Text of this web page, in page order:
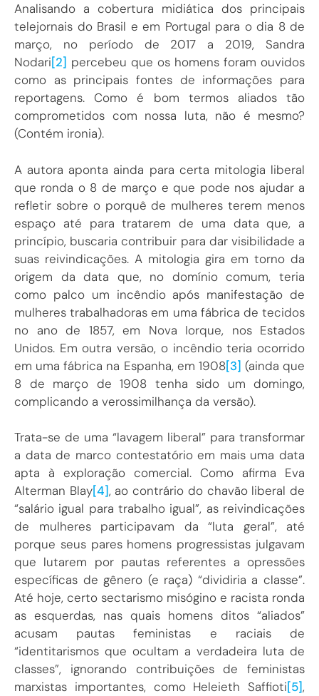
Analisando a cobertura midiática dos principais
telejornais do Brasil e em Portugal para o dia 8 de
março, no período de 2017 a 2019, Sandra
Nodari[2] percebeu que os homens foram ouvidos
como as principais fontes de informações para
reportagens. Como é bom termos aliados tão
comprometidos com nossa luta, não é mesmo?
(Contém ironia).
A autora aponta ainda para certa mitologia liberal
que ronda o 8 de março e que pode nos ajudar a
refletir sobre o porquê de mulheres terem menos
espaço até para tratarem de uma data que, a
princípio, buscaria contribuir para dar visibilidade a
suas reivindicações. A mitologia gira em torno da
origem da data que, no domínio comum, teria
como palco um incêndio após manifestação de
mulheres trabalhadoras em uma fábrica de tecidos
no ano de 1857, em Nova Iorque, nos Estados
Unidos. Em outra versão, o incêndio teria ocorrido
em uma fábrica na Espanha, em 1908[3] (ainda que
8 de março de 1908 tenha sido um domingo,
complicando a verossimilhança da versão).
Trata-se de uma “lavagem liberal” para transformar
a data de marco contestatório em mais uma data
apta à exploração comercial. Como afirma Eva
Alterman Blay[4], ao contrário do chavão liberal de
“salário igual para trabalho igual”, as reivindicações
de mulheres participavam da “luta geral”, até
porque seus pares homens progressistas julgavam
que lutarem por pautas referentes a opressões
específicas de gênero (e raça) “dividiria a classe”.
Até hoje, certo sectarismo misógino e racista ronda
as esquerdas, nas quais homens ditos “aliados”
acusam pautas feministas e raciais de
“identitarismos que ocultam a verdadeira luta de
classes”, ignorando contribuições de feministas
marxistas importantes, como Heleieth Saffioti[5],